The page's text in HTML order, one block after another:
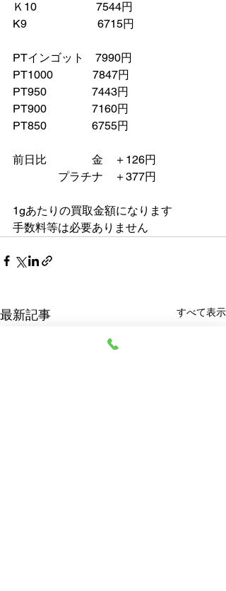
Ｋ10　　　　　 7544円
K9　　　　　　 6715円
PTインゴット　7990円
PT1000　　　  7847円
PT950　　　　7443円
PT900　　　　7160円
PT850　　　　6755円
前日比　　　　金　＋126円
プラチナ　＋377円
1gあたりの買取金額になります
手数料等は必要ありません
最新記事 すべて表示